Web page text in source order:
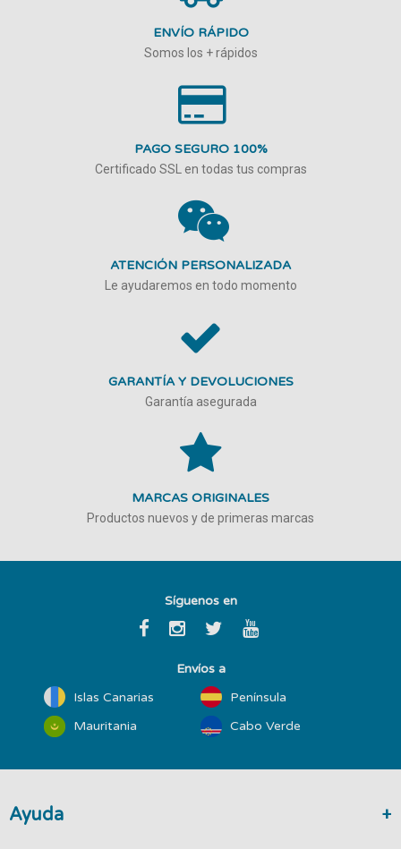
ENVÍO RÁPIDO
Somos los + rápidos
PAGO SEGURO 100%
Certificado SSL en todas tus compras
ATENCIÓN PERSONALIZADA
Le ayudaremos en todo momento
GARANTÍA Y DEVOLUCIONES
Garantía asegurada
MARCAS ORIGINALES
Productos nuevos y de primeras marcas
Síguenos en
Envíos a
Islas Canarias
Península
Mauritania
Cabo Verde
Ayuda